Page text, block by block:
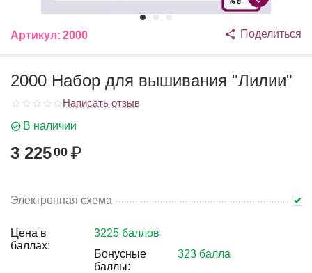
Артикул: 2000 Поделиться
2000 Набор для вышивания "Лилии"
Написать отзыв
В наличии
3 22500 ₽
Электронная схема
Цена в
баллах:
3225 баллов
Бонусные
баллы:
323 балла